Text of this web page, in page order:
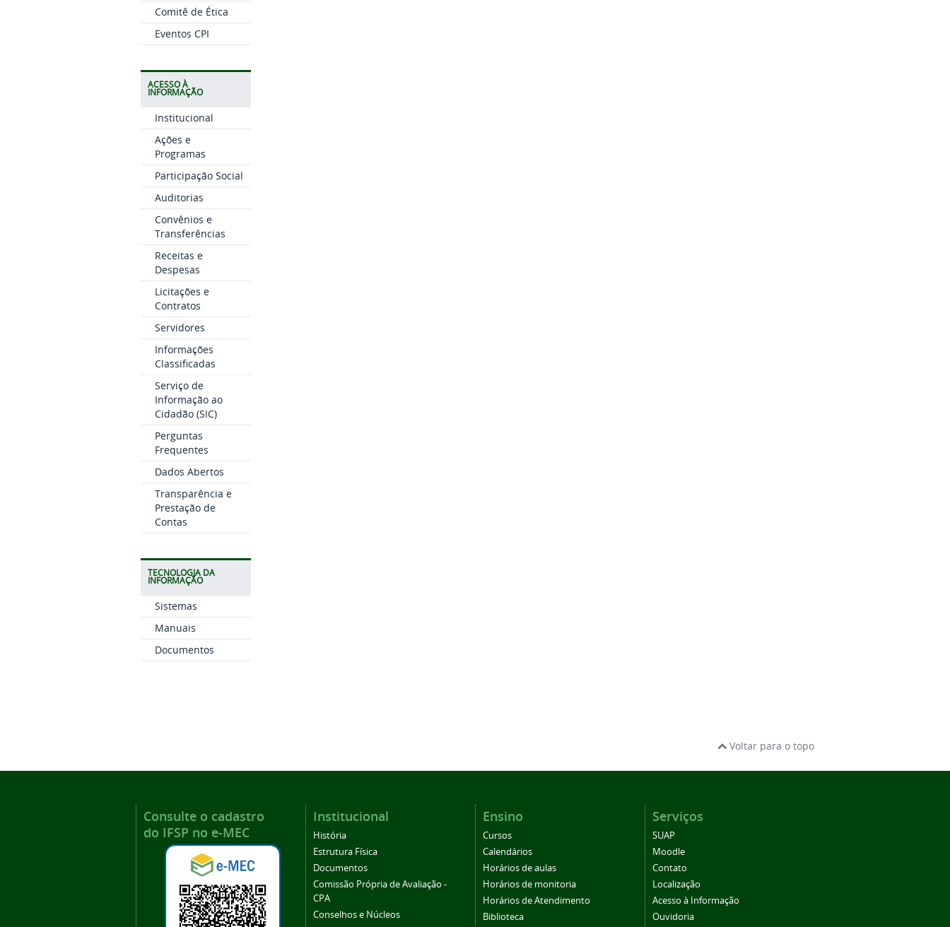
Comitê de Ética
Eventos CPI
ACESSO À
INFORMAÇÃO
Institucional
Ações e
Programas
Participação Social
Auditorias
Convênios e
Transferências
Receitas e
Despesas
Licitações e
Contratos
Servidores
Informações
Classificadas
Serviço de
Informação ao
Cidadão (SIC)
Perguntas
Frequentes
Dados Abertos
Transparência e
Prestação de
Contas
TECNOLOGIA DA
INFORMAÇÃO
Sistemas
Manuais
Documentos
Voltar para o topo
Consulte o cadastro
do IFSP no e-MEC
Institucional
História
Estrutura Física
Documentos
Comissão Própria de Avaliação -
CPA
Conselhos e Núcleos
Ensino
Cursos
Calendários
Horários de aulas
Horários de monitoria
Horários de Atendimento
Biblioteca
Serviços
SUAP
Moodle
Contato
Localização
Acesso à Informação
Ouvidoria